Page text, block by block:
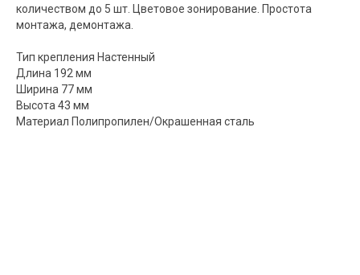
количеством до 5 шт. Цветовое зонирование. Простота
монтажа, демонтажа.
Тип крепления Настенный
Длина 192 мм
Ширина 77 мм
Высота 43 мм
Материал Полипропилен/Окрашенная сталь